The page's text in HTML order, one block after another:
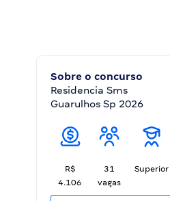
Sobre o concurso
Residencia Sms
Guarulhos Sp 2026
R$
4.106
31
vagas
Superior